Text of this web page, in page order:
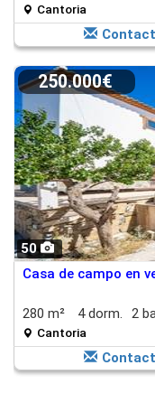
Cantoria
50
250.000€
Casa de campo en
280 m² 4 dorm. 2
Cantoria